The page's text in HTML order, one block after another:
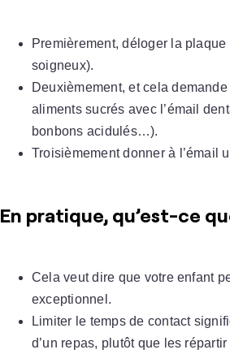
Premièrement, déloger la
soigneux).
Deuxièmement, et cela
aliments sucrés avec l’émail
bonbons acidulés…).
Troisièmement donner à l’émail
En pratique, qu’est-ce
Cela veut dire que votre enfant
exceptionnel.
Limiter le temps de contact
d’un repas, plutôt que les